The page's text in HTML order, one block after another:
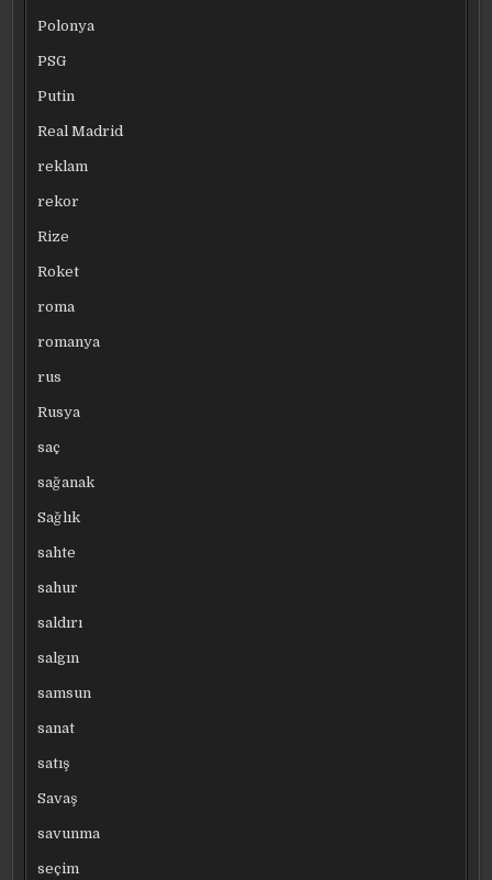
Polonya
PSG
Putin
Real Madrid
reklam
rekor
Rize
Roket
roma
romanya
rus
Rusya
saç
sağanak
Sağlık
sahte
sahur
saldırı
salgın
samsun
sanat
satış
Savaş
savunma
seçim